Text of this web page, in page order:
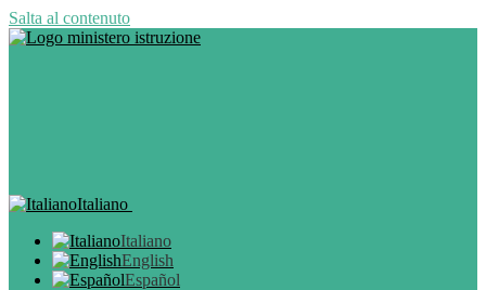
Salta al contenuto
Italiano
Italiano
English
Español